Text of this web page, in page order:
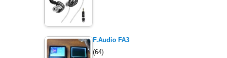
F.Audio FA3
(64)